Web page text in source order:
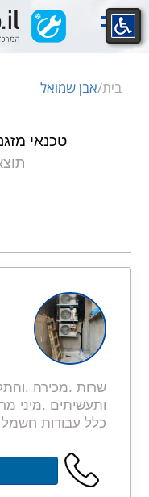
בית/אבן שמואל
טכנאי
תוצאות
שרות .מכירה
כלל עבודות חשמל